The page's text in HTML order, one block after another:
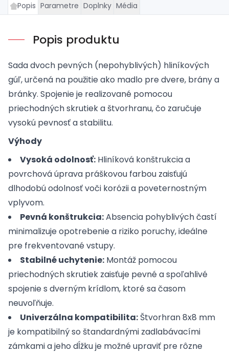
Popis Parametre Doplnky Média
Popis produktu
Sada dvoch pevných (nepohyblivých) hliníkových
gúľ, určená na použitie ako madlo pre dvere, brány a
bránky. Spojenie je realizované pomocou
priechodných skrutiek a štvorhranu, čo zaručuje
vysokú pevnosť a stabilitu.
Výhody
Vysoká odolnosť: Hliníková konštrukcia a
povrchová úprava práškovou farbou zaisťujú
dlhodobú odolnosť voči korózii a poveternostným
vplyvom.
Pevná konštrukcia:Absencia pohyblivých častí
minimalizuje opotrebenie a riziko poruchy, ideálne
pre frekventované vstupy.
Stabilné uchytenie: Montáž pomocou
priechodných skrutiek zaisťuje pevné a spoľahlivé
spojenie s dverným krídlom, ktoré sa časom
neuvoľňuje.
Univerzálna kompatibilita: Štvorhran 8x8 mm
je kompatibilný so štandardnými zadlabávacími
zámkami a jeho dĺžku je možné upraviť pre rôzne